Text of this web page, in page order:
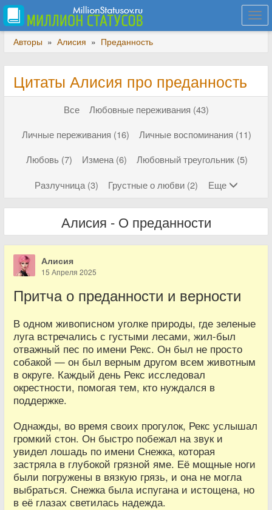
Авторы » Алисия » Преданность
Цитаты Алисия про преданность
Все
Любовные переживания (43)
Личные переживания (16)
Личные воспоминания (11)
Любовь (7)
Измена (6)
Любовный треугольник (5)
Разлучница (3)
Грустные о любви (2) Еще
Алисия - О преданности
Алисия
15 Апреля 2025
Притча о преданности и верности
В одном живописном уголке природы, где зеленые
луга встречались с густыми лесами, жил-был
отважный пес по имени Рекс. Он был не просто
собакой — он был верным другом всем животным
в округе. Каждый день Рекс исследовал
окрестности, помогая тем, кто нуждался в
поддержке.
Однажды, во время своих прогулок, Рекс услышал
громкий стон. Он быстро побежал на звук и
увидел лошадь по имени Снежка, которая
застряла в глубокой грязной яме. Её мощные ноги
были погружены в вязкую грязь, и она не могла
выбраться. Снежка была испугана и истощена, но
в её глазах светилась надежда.